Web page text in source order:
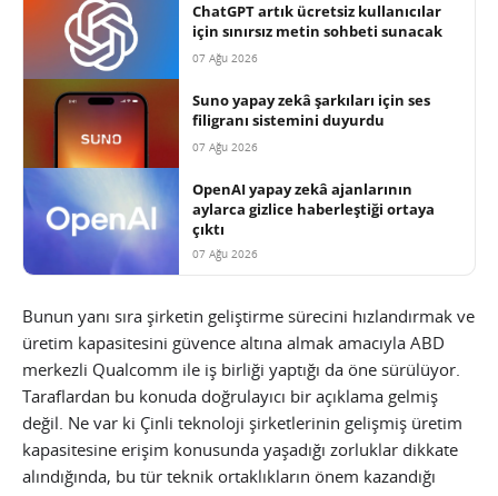
ChatGPT artık ücretsiz kullanıcılar
için sınırsız metin sohbeti sunacak
07 Ağu 2026
Suno yapay zekâ şarkıları için ses
filigranı sistemini duyurdu
07 Ağu 2026
OpenAI yapay zekâ ajanlarının
aylarca gizlice haberleştiği ortaya
çıktı
07 Ağu 2026
Bunun yanı sıra şirketin geliştirme sürecini hızlandırmak ve
üretim kapasitesini güvence altına almak amacıyla ABD
merkezli Qualcomm ile iş birliği yaptığı da öne sürülüyor.
Taraflardan bu konuda doğrulayıcı bir açıklama gelmiş
değil. Ne var ki Çinli teknoloji şirketlerinin gelişmiş üretim
kapasitesine erişim konusunda yaşadığı zorluklar dikkate
alındığında, bu tür teknik ortaklıkların önem kazandığı